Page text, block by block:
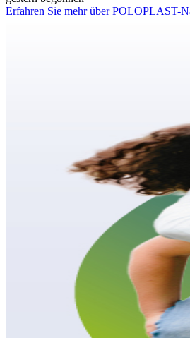
Erfahren Sie mehr über POLOPLAST-